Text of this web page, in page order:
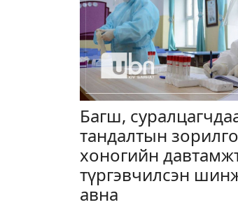
Багш,
тандалтын
хоногийн
түргэвчилсэн
авна